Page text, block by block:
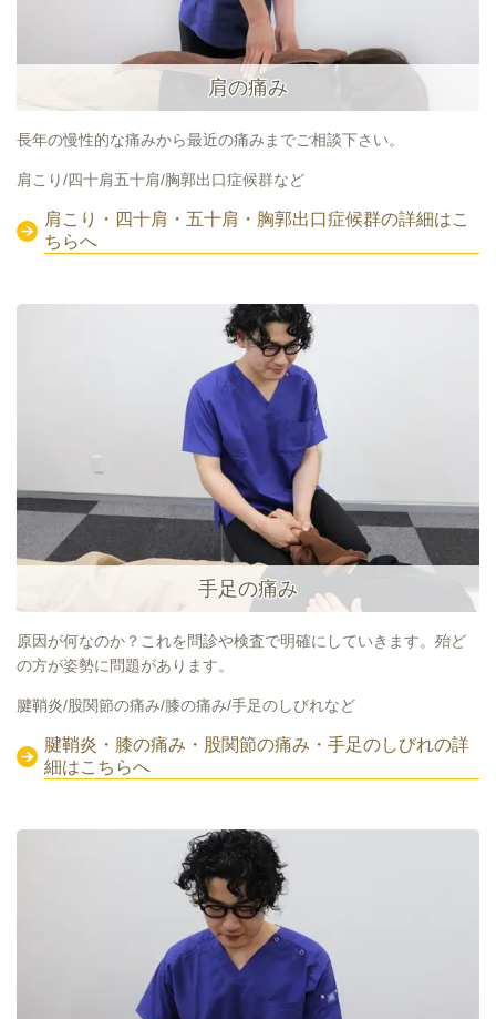
肩の痛み
長年の慢性的な痛みから最近の痛みまでご相談下さい。
肩こり/四十肩五十肩/胸郭出口症候群など
肩こり・四十肩・五十肩・胸郭出口症候群の詳細はこ
ちらへ
手足の痛み
原因が何なのか？これを問診や検査で明確にしていきます。殆ど
の方が姿勢に問題があります。
腱鞘炎/股関節の痛み/膝の痛み/手足のしびれなど
腱鞘炎・膝の痛み・股関節の痛み・手足のしびれの詳
細はこちらへ